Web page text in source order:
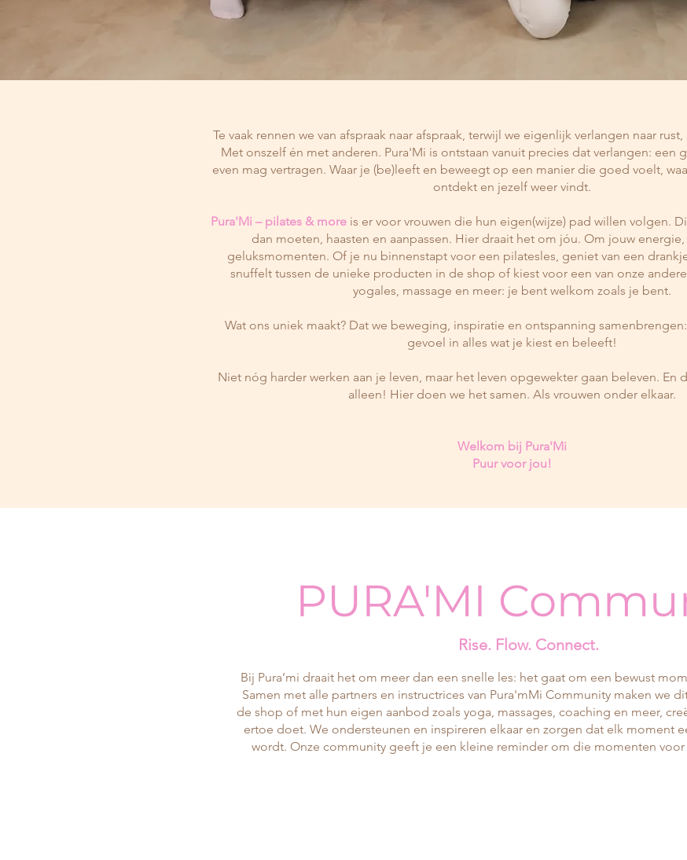
Te vaak rennen we van afspraak naar afspraak, terwijl we eigenlijk verlangen naar
Met onszelf én met anderen. Pura'Mi is ontstaan vanuit precies dat verlangen: een
even mag vertragen. Waar je (be)leeft en beweegt op een manier die goed voelt,
ontdekt en jezelf weer vindt.
Pura'Mi – pilates & moreis er voor vrouwen die hun eigen(wijze) pad willen volgen.
dan moeten, haasten en aanpassen. Hier draait het om jóu. Om jouw
geluksmomenten. Of je nu binnenstapt voor een pilatesles, geniet van een
snuffelt tussen de unieke producten in de shop of kiest voor een van onze
yogales, massage en meer: je bent welkom zoals je bent.
Wat ons uniek maakt? Dat we beweging, inspiratie en ontspanning
gevoel in alles wat je kiest en beleeft!
Niet nóg harder werken aan je leven, maar het leven opgewekter gaan beleven. En
alleen! Hier doen we het samen. Als vrouwen onder elkaar.
Welkom bij Pura'Mi
Puur voor jou!
PURA'MI
Rise. Flow. Connect.
Bij Pura’mi draait het om meer dan een snelle les: het gaat om een bewust
Samen met alle partners en instructrices van Pura'mMi Community maken we
de shop of met hun eigen aanbod zoals yoga, massages, coaching en meer,
ertoe doet. We ondersteunen en inspireren elkaar en zorgen dat elk moment
wordt. Onze community geeft je een kleine reminder om die momenten